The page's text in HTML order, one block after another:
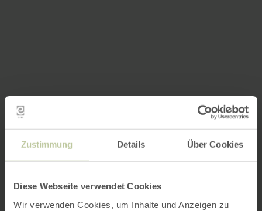
Zustimmung Details Über Cookies
Diese Webseite verwendet Cookies
Wir verwenden Cookies, um Inhalte und Anzeigen zu